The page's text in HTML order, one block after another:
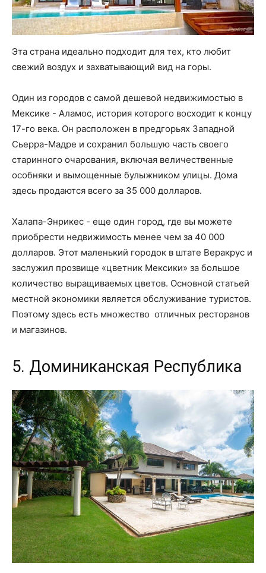
Эта страна идеально подходит для тех, кто любит
свежий воздух и захватывающий вид на горы.
Один из городов с самой дешевой недвижимостью в
Мексике - Аламос, история которого восходит к концу
17-го века. Он расположен в предгорьях Западной
Сьерра-Мадре и сохранил большую часть своего
старинного очарования, включая величественные
особняки и вымощенные булыжником улицы. Дома
здесь продаются всего за 35 000 долларов.
Халапа-Энрикес - еще один город, где вы можете
приобрести недвижимость менее чем за 40 000
долларов. Этот маленький городок в штате Веракрус и
заслужил прозвище «цветник Мексики» за большое
количество выращиваемых цветов. Основной статьей
местной экономики является обслуживание туристов.
Поэтому здесь есть множество отличных ресторанов
и магазинов.
5. Доминиканская Республика